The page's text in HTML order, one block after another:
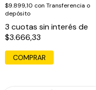
$9.899,10 con Transferencia o
depósito
3 cuotas sin interés de
$3.666,33